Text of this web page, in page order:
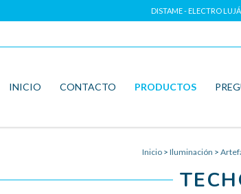
DISTAME - ELECTRO
INICIO CONTACTO PRODUCTOS
Inicio > Iluminación >